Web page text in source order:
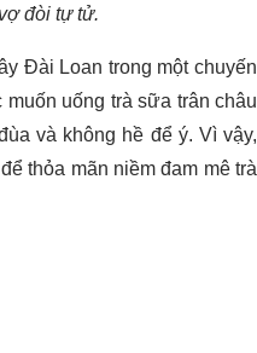
đòi tự tử.
Đài Loan trong một chuyến
uống trà sữa trân châu
và không hề để ý. Vì vậy,
thỏa mãn niềm đam mê trà